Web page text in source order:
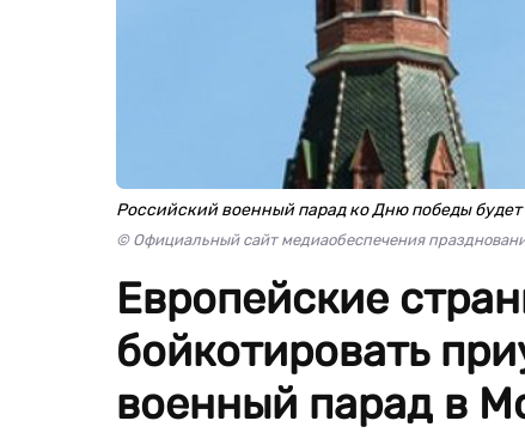
Российский военный парад ко Дню победы
© Официальный сайт медиаобеспечения
Европейские
бойкотировать
военный парад в